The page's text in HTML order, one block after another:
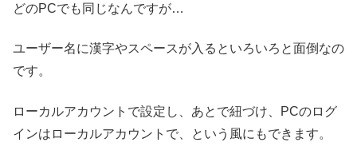
どのPCでも同じなんですが…
ユーザー名に漢字やスペースが入るといろいろと面倒なの
です。
ローカルアカウントで設定し、あとで紐づけ、PCのログ
インはローカルアカウントで、という風にもできます。